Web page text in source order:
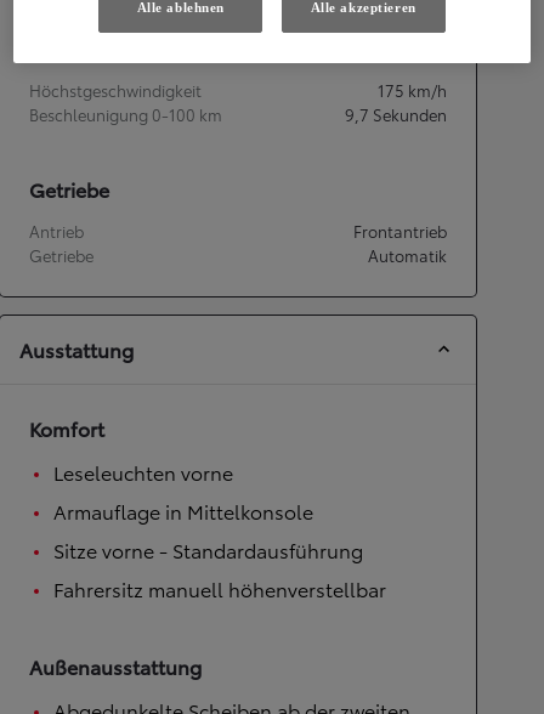
Höchstgeschwindigkeit 175 km/h
Beschleunigung 0-100 km
9,7 Sekunden
Getriebe
Antrieb
Frontantrieb
Getriebe
Automatik
Ausstattung
Komfort
Leseleuchten vorne
Armauflage in Mittelkonsole
Sitze vorne - Standardausführung
Fahrersitz manuell höhenverstellbar
Außenausstattung
Alle ablehnen Alle akzeptieren